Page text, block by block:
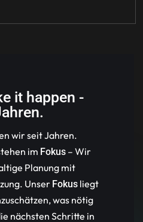
it happen -
wir seit Jahren.
im Fokus – Wir
Planung mit
Unser Fokus liegt
was nötig
nächsten Schritte in